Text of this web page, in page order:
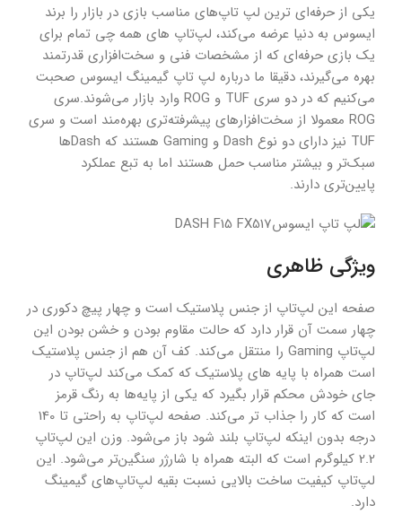
یکی از حرفه‌ای ترین لپ تاپ‌های مناسب بازی در بازار را برند
ایسوس به دنیا عرضه می‌کند، لپ‌تاپ های همه چی تمام برای
یک بازی حرفه‌ای که از مشخصات فنی و سخت‌افزاری قدرتمند
بهره می‌گیرند، دقیقا ما درباره لپ تاپ گیمینگ ایسوس صحبت
می‌کنیم که در دو سری TUF و ROG وارد بازار می‌شوند.سری
ROG معمولا از سخت‌افزارهای پیشرفته‌تری بهره‌مند است و سری
TUF نیز دارای دو نوع Dash و Gaming هستند که Dashها
سبک‌تر و بیشتر مناسب حمل هستند اما به تبع عملکرد
پایین‌تری دارند.
ویژگی ظاهری
صفحه این لپ‌تاپ از جنس پلاستیک است و چهار پیچ دکوری در
چهار سمت آن قرار دارد که حالت مقاوم بودن و خشن بودن این
لپ‌تاپ Gaming را منتقل می‌کند. کف آن هم از جنس پلاستیک
است همراه با پایه های پلاستیک که کمک می‌کند لپ‌تاپ در
جای خودش محکم قرار بگیرد که یکی از پایه‌ها به رنگ قرمز
است که کار را جذاب تر می‌کند. صفحه لپ‌تاپ به راحتی تا 140
درجه بدون اینکه لپ‌تاپ بلند شود باز می‌شود. وزن این لپ‌تاپ
2.2 کیلوگرم است که البته همراه با شارژر سنگین‌تر می‌شود. این
لپ‌تاپ کیفیت ساخت بالایی نسبت بقیه لپ‌تاپ‌های گیمینگ
دارد.